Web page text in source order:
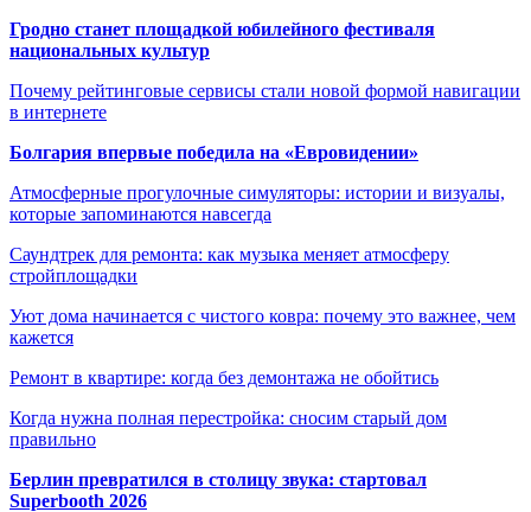
Гродно станет площадкой юбилейного фестиваля
национальных культур
Почему рейтинговые сервисы стали новой формой навигации
в интернете
Болгария впервые победила на «Евровидении»
Атмосферные прогулочные симуляторы: истории и визуалы,
которые запоминаются навсегда
Саундтрек для ремонта: как музыка меняет атмосферу
стройплощадки
Уют дома начинается с чистого ковра: почему это важнее, чем
кажется
Ремонт в квартире: когда без демонтажа не обойтись
Когда нужна полная перестройка: сносим старый дом
правильно
Берлин превратился в столицу звука: стартовал
Superbooth 2026